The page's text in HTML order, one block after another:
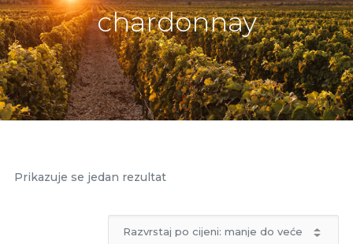
chardonnay
Prikazuje se jedan rezultat